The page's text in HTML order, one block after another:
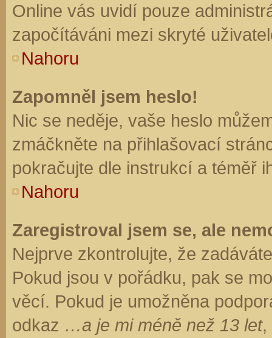
Online vás uvidí pouze
započítáváni mezi skryté
Nahoru
Zapomněl jsem heslo!
Nic se neděje, vaše heslo
zmáčkněte na přihlašovací
pokračujte dle instrukcí a téměř
Nahoru
Zaregistroval jsem se, ale
Nejprve zkontrolujte, že
Pokud jsou v pořádku, pak se
věcí. Pokud je umožněna
odkaz …a je mi méně než 13 let,